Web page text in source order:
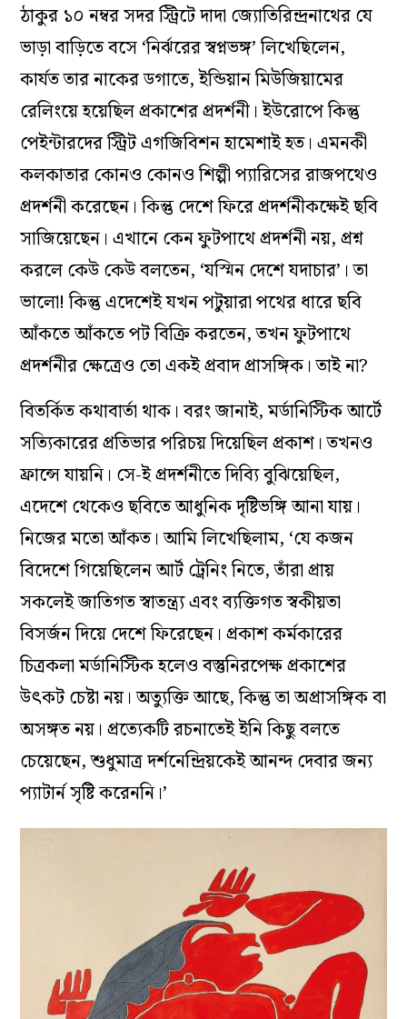
ঠাকুর ১০ নম্বর সদর স্ট্রিটে দাদা জ্যোতিরিন্দ্রনাথের যে
ভাড়া বাড়িতে বসে ‘নির্ঝরের স্বপ্নভঙ্গ’ লিখেছিলেন,
কার্যত তার নাকের ডগাতে, ইন্ডিয়ান মিউজিয়ামের
রেলিংয়ে হয়েছিল প্রকাশের প্রদর্শনী। ইউরোপে কিন্তু
পেইন্টারদের স্ট্রিট এগজিবিশন হামেশাই হত। এমনকী
কলকাতার কোনও কোনও শিল্পী প্যারিসের রাজপথেও
প্রদর্শনী করেছেন। কিন্তু দেশে ফিরে প্রদর্শনীকক্ষেই ছবি
সাজিয়েছেন। এখানে কেন ফুটপাথে প্রদর্শনী নয়, প্রশ্ন
করলে কেউ কেউ বলতেন, ‘যস্মিন দেশে যদাচার’। তা
ভালো! কিন্তু এদেশেই যখন পটুয়ারা পথের ধারে ছবি
আঁকতে আঁকতে পট বিক্রি করতেন, তখন ফুটপাথে
প্রদর্শনীর ক্ষেত্রেও তো একই প্রবাদ প্রাসঙ্গিক। তাই না?
বিতর্কিত কথাবার্তা থাক। বরং জানাই, মর্ডানিস্টিক আর্টে
সত্যিকারের প্রতিভার পরিচয় দিয়েছিল প্রকাশ। তখনও
ফ্রান্সে যায়নি। সে-ই প্রদর্শনীতে দিব্যি বুঝিয়েছিল,
এদেশে থেকেও ছবিতে আধুনিক দৃষ্টিভঙ্গি আনা যায়।
নিজের মতো আঁকত। আমি লিখেছিলাম, ‘যে কজন
বিদেশে গিয়েছিলেন আর্ট ট্রেনিং নিতে, তাঁরা প্রায়
সকলেই জাতিগত স্বাতন্ত্র্য এবং ব্যক্তিগত স্বকীয়তা
বিসর্জন দিয়ে দেশে ফিরেছেন। প্রকাশ কর্মকারের
চিত্রকলা মর্ডানিস্টিক হলেও বস্তুনিরপেক্ষ প্রকাশের
উৎকট চেষ্টা নয়। অত্যুক্তি আছে, কিন্তু তা অপ্রাসঙ্গিক বা
অসঙ্গত নয়। প্রত্যেকটি রচনাতেই ইনি কিছু বলতে
চেয়েছেন, শুধুমাত্র দর্শনেন্দ্রিয়কেই আনন্দ দেবার জন্য
প্যাটার্ন সৃষ্টি করেননি।’